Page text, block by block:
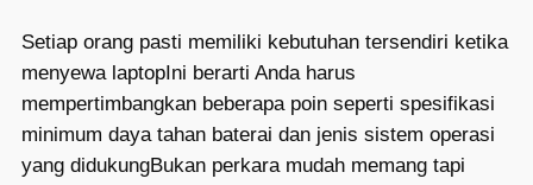
Setiap orang pasti memiliki kebutuhan tersendiri ketika
menyewa laptopIni berarti Anda harus
mempertimbangkan beberapa poin seperti spesifikasi
minimum daya tahan baterai dan jenis sistem operasi
yang didukungBukan perkara mudah memang tapi